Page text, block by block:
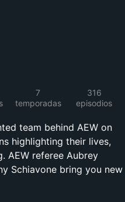
7
temporadas
316
episodios
team behind AEW on
highlighting their lives,
AEW referee Aubrey
Schiavone bring you new